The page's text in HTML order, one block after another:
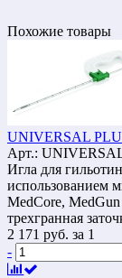
Похожие товары
UNIVERSAL
Арт.:
Игла для
использованием
MedCore,
трехгранная
2 171 руб. за 1
-